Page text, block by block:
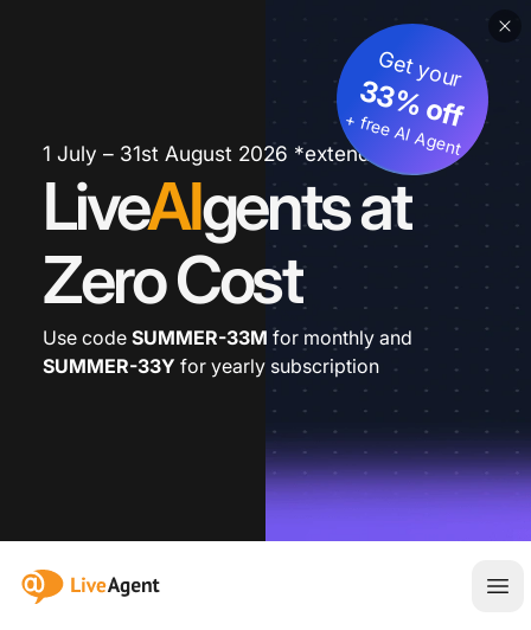
1 July – 31st August 2026 *extended
LiveAIgents at
Zero Cost
Get your
33% off
+ free AI Agent
Use code SUMMER-33M for monthly and
SUMMER-33Y for yearly subscription
:site.title